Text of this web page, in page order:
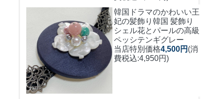
韓国ドラマのかわいい王
妃の髪飾り 韓国 髪飾り
シェル花とパールの高級
ペッシテンギグレー
当店特別価格4,500円 (消
費税込:4,950円)